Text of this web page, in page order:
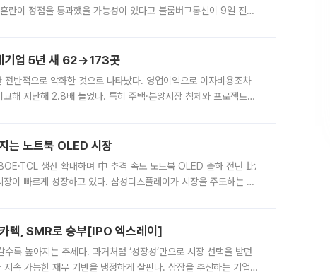
란이 정점을 통과했을 가능성이 있다고 블룸버그통신이 9일 진단
기업 5년 새 62→173곳
반적으로 악화한 것으로 나타났다. 영업이익으로 이자비용조차
해 지난해 2.8배 늘었다. 특히 주택·분양시장 침체와 프로젝트파
는 노트북 OLED 시장
생산 확대하며 中 추격 속도 노트북 OLED 출하 전년 比
이 빠르게 성장하고 있다. 삼성디스플레이가 시장을 주도하는 가
텍, SMR로 승부[IPO 엑스레이]
록 높아지는 추세다. 과거처럼 ‘성장성’만으로 시장 선택을 받던
속 가능한 재무 기반을 냉정하게 살핀다. 상장을 추진하는 기업들